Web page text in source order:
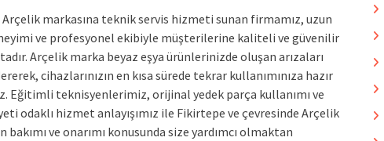
markasına teknik servis hizmeti sunan firmamız, uzun
ve profesyonel ekibiyle müşterilerine kaliteli ve güvenilir
Arçelik marka beyaz eşya ürünlerinizde oluşan arızaları
cihazlarınızın en kısa sürede tekrar kullanımınıza hazır
Eğitimli teknisyenlerimiz, orijinal yedek parça kullanımı ve
odaklı hizmet anlayışımız ile Fikirtepe ve çevresinde Arçelik
ve onarımı konusunda size yardımcı olmaktan